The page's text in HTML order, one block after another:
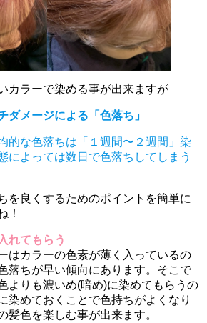
カラーで染める事が出来ますが
ダメージによる「色落ち」
的な色落ちは「１週間〜２週間」染
によっては数日で色落ちしてしまう
を良くするためのポイントを簡単に
！
れてもらう
はカラーの色素が薄く入っているの
落ちが早い傾向にあります。そこで
よりも濃いめ(暗め)に染めてもらうの
染めておくことで色持ちがよくなり
髪色を楽しむ事が出来ます。